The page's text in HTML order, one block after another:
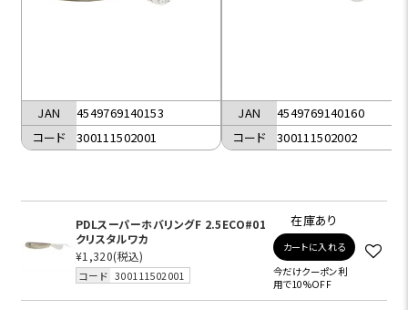
JAN
4549769140153
コード
300111502001
JAN
4549769140160
コード
300111502002
PDLスーパーホバリングF 2.5ECO#01
クリスタルワカ
¥1,320(税込)
コード 300111502001
在庫あり
カートに入れる
今だけクーポン利
用で10%OFF